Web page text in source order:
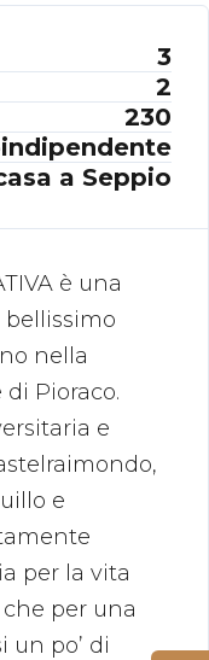
3
2
230
indipendente
a Seppio
è una
nella
Pioraco.
e
e
per la vita
per una
un po’ di